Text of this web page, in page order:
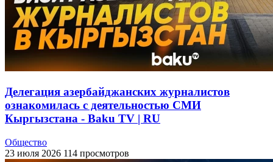
Делегация азербайджанских журналистов
ознакомилась с деятельностью СМИ
Кыргызстана - Baku TV | RU
Общество
23 июля 2026 114 просмотров